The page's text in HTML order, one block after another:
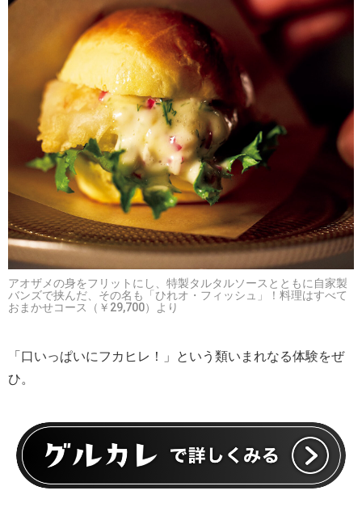
アオザメの身をフリットにし、特製タルタルソースとともに自家製
バンズで挟んだ、その名も「ひれオ・フィッシュ」！料理はすべて
おまかせコース（￥29,700）より
「口いっぱいにフカヒレ！」という類いまれなる体験をぜ
ひ。